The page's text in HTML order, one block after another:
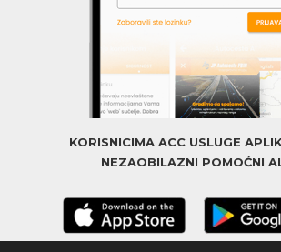
KORISNICIMA ACC USLUGE
NEZAOBILAZNI POMOĆNI